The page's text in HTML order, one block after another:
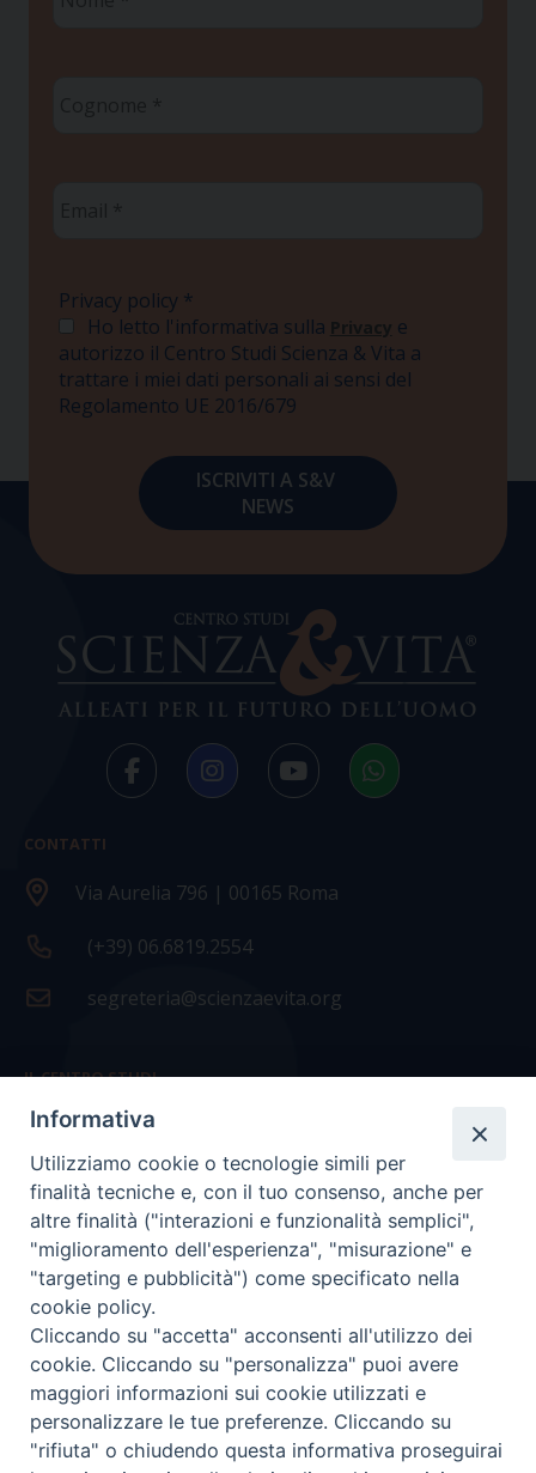
Privacy policy *
Ho letto l'informativa sulla Privacy e
autorizzo il Centro Studi Scienza & Vita a
trattare i miei dati personali ai sensi del
Regolamento UE 2016/679
CONTATTI
Via Aurelia 796 | 00165 Roma
(+39) 06.6819.2554
segreteria@scienzaevita.org
IL CENTRO STUDI
La nostra storia
Statuto
Presidenza e ufficio presidenza
Consiglio scientifico
Coordinamento nazionale
COPYRIGHT Scienza & Vita - C.F96600690588- Tutti i
Informativa
Utilizziamo cookie o tecnologie simili per
finalità tecniche e, con il tuo consenso, anche per
altre finalità ("interazioni e funzionalità semplici",
"miglioramento dell'esperienza", "misurazione" e
"targeting e pubblicità") come specificato nella
cookie policy.
Cliccando su "accetta" acconsenti all'utilizzo dei
cookie. Cliccando su "personalizza" puoi avere
maggiori informazioni sui cookie utilizzati e
personalizzare le tue preferenze. Cliccando su
"rifiuta" o chiudendo questa informativa proseguirai